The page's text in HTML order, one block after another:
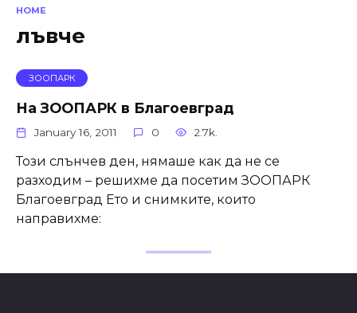
HOME
лъвче
ЗООПАРК
На ЗООПАРК в Благоевград
January 16, 2011 0 2.7k.
Този слънчев ден, нямаше как да не се
разходим – решихме да посетим ЗООПАРК
Благоевград Ето и снимките, които
направихме: